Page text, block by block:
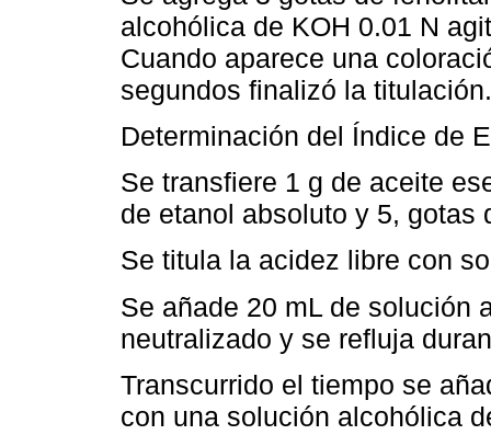
alcohólica de KOH 0.01 N
Cuando aparece una
segundos finalizó la titulación.
Determinación del Índice de
Se transfiere 1 g de aceite
de etanol absoluto y 5, gotas
Se titula la acidez libre con
Se añade 20 mL de solución
neutralizado y se refluja
Transcurrido el tiempo se
con una solución alcohólica